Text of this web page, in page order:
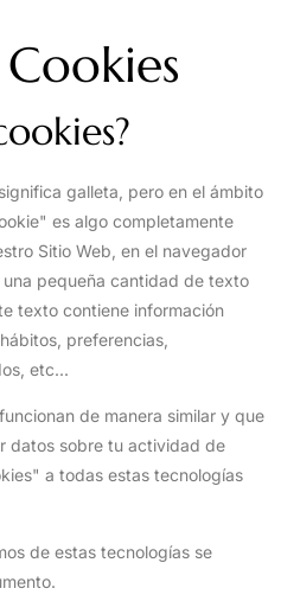
galleta, pero en el ámbito
es algo completamente
Sitio Web, en el navegador
pequeña cantidad de texto
texto contiene información
preferencias,
etc...
de manera similar y que
datos sobre tu actividad de
a todas estas tecnologías
de estas tecnologías se